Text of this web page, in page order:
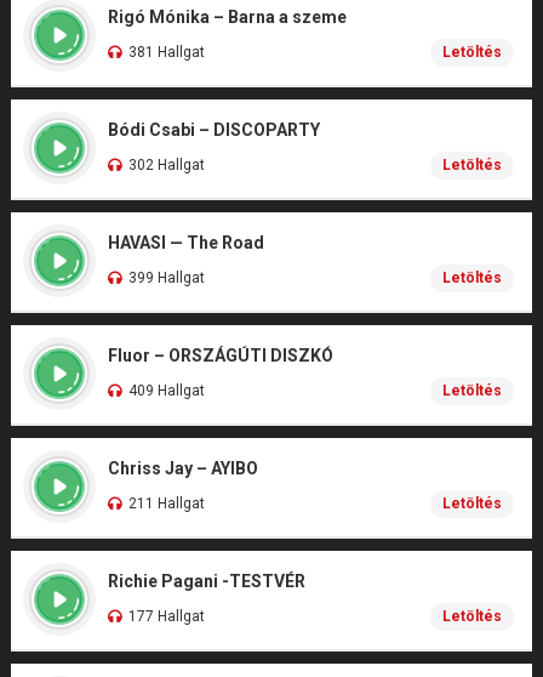
Rigó Mónika – Barna a szeme
381 Hallgat Letöltés
Bódi Csabi – DISCOPARTY
302 Hallgat Letöltés
HAVASI — The Road
399 Hallgat Letöltés
Fluor – ORSZÁGÚTI DISZKÓ
409 Hallgat Letöltés
Chriss Jay – AYIBO
211 Hallgat Letöltés
Richie Pagani -TESTVÉR
177 Hallgat Letöltés